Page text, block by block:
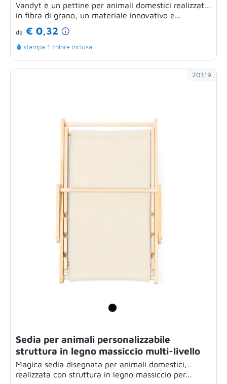
Vandyt è un pettine per animali domestici realizzato
in fibra di grano, un materiale innovativo e...
da € 0,32
stampa 1 colore inclusa
20319
Sedia per animali personalizzabile
struttura in legno massiccio multi-livello
Magica sedia disegnata per animali domestici,
realizzata con struttura in legno massiccio per...